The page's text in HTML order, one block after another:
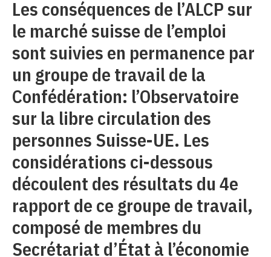
Les conséquences de l’ALCP sur
le marché suisse de l’emploi
sont suivies en permanence par
un groupe de travail de la
Confédération: l’Observatoire
sur la libre circulation des
personnes Suisse-UE. Les
considérations ci-dessous
découlent des résultats du 4e
rapport de ce groupe de travail,
composé de membres du
Secrétariat d’État à l’économie